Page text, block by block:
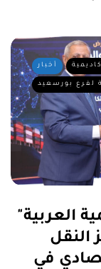
أخبار
لفرع بورسعيد
العربية"
النقل
في